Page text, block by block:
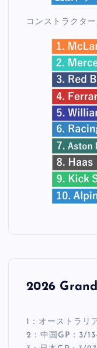
コンストラクター
2026
1：オーストラリ
2：中国GP：3/